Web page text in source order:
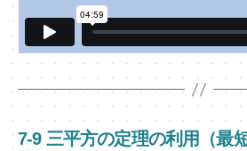
7-9 三平方の定理の利用（最